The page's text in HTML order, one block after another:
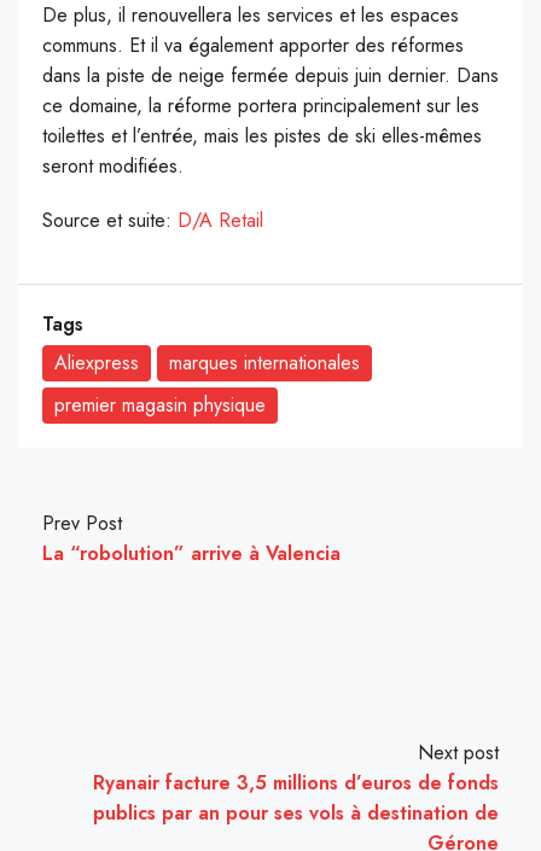
De plus, il renouvellera les services et les espaces
communs. Et il va également apporter des réformes
dans la piste de neige fermée depuis juin dernier. Dans
ce domaine, la réforme portera principalement sur les
toilettes et l’entrée, mais les pistes de ski elles-mêmes
seront modifiées.
Source et suite: D/A Retail
Tags
Aliexpress
marques internationales
premier magasin physique
Prev Post
La “robolution” arrive à Valencia
Next post
Ryanair facture 3,5 millions d’euros de fonds
publics par an pour ses vols à destination de
Gérone